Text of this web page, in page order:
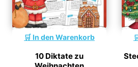
In den Warenkorb
10 Diktate zu